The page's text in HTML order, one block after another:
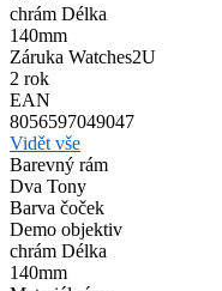
chrám Délka
140mm
Záruka Watches2U
2 rok
EAN
8056597049047
Vidět vše
Barevný rám
Dva Tony
Barva čoček
Demo objektiv
chrám Délka
140mm